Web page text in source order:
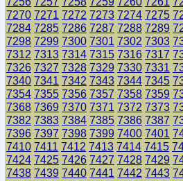
7270 7271 7272 7273 7274 7275
7284 7285 7286 7287 7288 7289
7298 7299 7300 7301 7302 7303
7312 7313 7314 7315 7316 7317
7326 7327 7328 7329 7330 7331
7340 7341 7342 7343 7344 7345
7354 7355 7356 7357 7358 7359
7368 7369 7370 7371 7372 7373
7382 7383 7384 7385 7386 7387
7396 7397 7398 7399 7400 7401
7410 7411 7412 7413 7414 7415
7424 7425 7426 7427 7428 7429
7438 7439 7440 7441 7442 7443